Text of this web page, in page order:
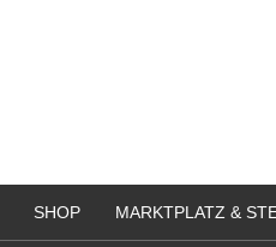
SHOP MARKTPLATZ &